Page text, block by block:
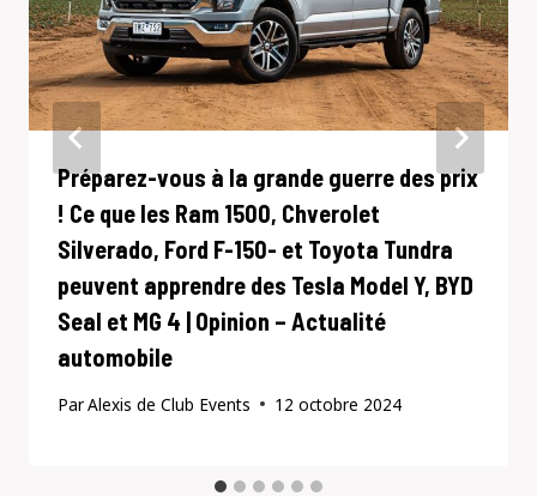
Préparez-vous à la grande guerre des prix
! Ce que les Ram 1500, Chverolet
Silverado, Ford F-150- et Toyota Tundra
peuvent apprendre des Tesla Model Y, BYD
Seal et MG 4 | Opinion – Actualité
automobile
ParAlexis de Club Events 12 octobre 2024